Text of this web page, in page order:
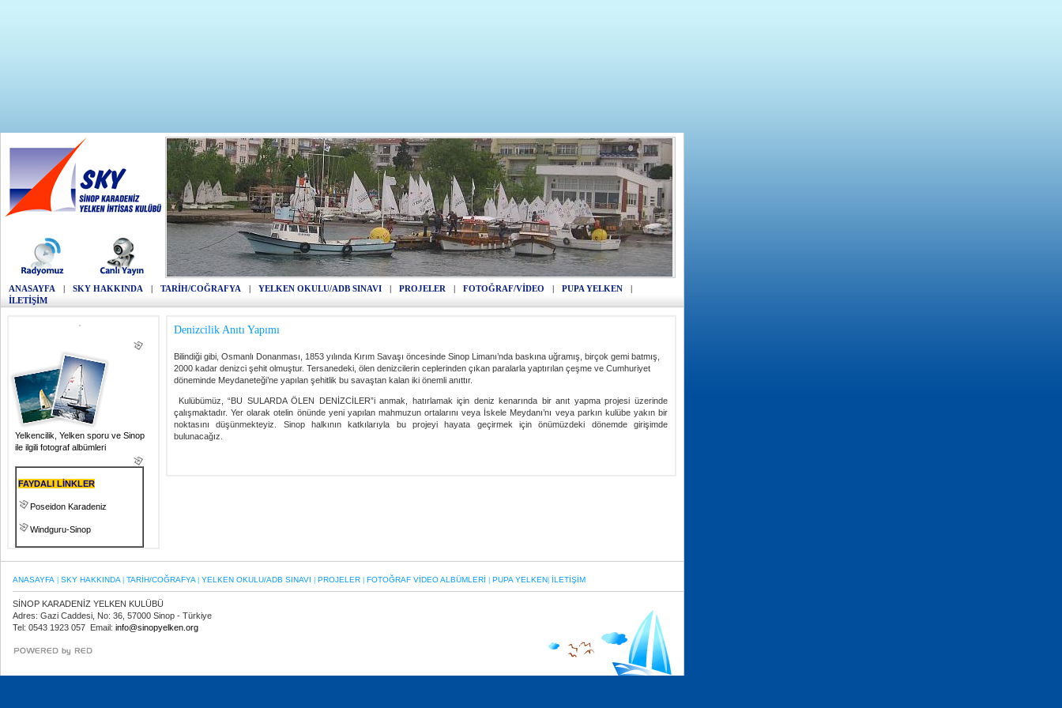
ANASAYFA | SKY HAKKINDA | TARİH/COĞRAFYA | YELKEN OKULU/ADB SINAVI | PROJELER | FOTOĞRAF/VİDEO | PUPA YELKEN
|
İLETİŞİM
Yelkencilik, Yelken sporu ve Sinop
ile ilgili fotograf albümleri
FAYDALI LİNKLER
Poseidon Karadeniz
Windguru-Sinop
Denizcilik Anıtı Yapımı
Bilindiği gibi, Osmanlı Donanması, 1853 yılında Kırım Savaşı öncesinde Sinop Limanı’nda baskına uğramış, birçok gemi batmış,
2000 kadar denizci şehit olmuştur. Tersanedeki, ölen denizcilerin ceplerinden çıkan paralarla yaptırılan çeşme ve Cumhuriyet
döneminde Meydaneteği’ne yapılan şehitlik bu savaştan kalan iki önemli anıttır.
Kulübümüz, “BU SULARDA ÖLEN DENİZCİLER”i anmak, hatırlamak için deniz kenarında bir anıt yapma projesi üzerinde
çalışmaktadır. Yer olarak otelin önünde yeni yapılan mahmuzun ortalarını veya İskele Meydanı’nı veya parkın kulübe yakın bir
noktasını düşünmekteyiz. Sinop halkının katkılarıyla bu projeyi hayata geçirmek için önümüzdeki dönemde girişimde
bulunacağız.
ANASAYFA SKY HAKKINDA TARİH/COĞRAFYA YELKEN OKULU/ADB SINAVI PROJELER FOTOĞRAF VİDEO ALBÜMLERİ PUPA YELKEN İLETİŞİM
SİNOP KARADENİZ YELKEN KULÜBÜ
Adres: Gazi Caddesi, No: 36, 57000 Sinop - Türkiye
Tel: 0543 1923 057 Email: info@sinopyelken.org